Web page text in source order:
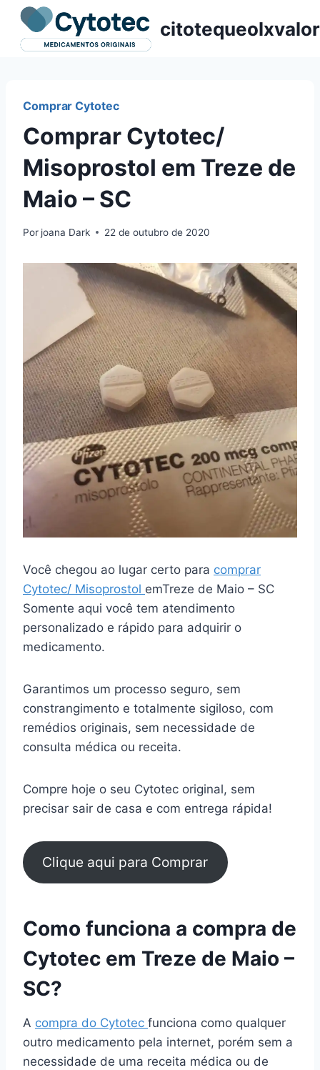
Pular
para
citotequeolxvalor
Comprar Cytotec
Comprar Cytotec/
Misoprostol em Treze de
Maio – SC
Por joana Dark 22 de outubro de 2020
Você chegou ao lugar certo para comprar
Cytotec/ Misoprostol emTreze de Maio – SC
Somente aqui você tem atendimento
personalizado e rápido para adquirir o
medicamento.
Garantimos um processo seguro, sem
constrangimento e totalmente sigiloso, com
remédios originais, sem necessidade de
consulta médica ou receita.
Compre hoje o seu Cytotec original, sem
precisar sair de casa e com entrega rápida!
Clique aqui para Comprar
Como funciona a compra de
Cytotec em Treze de Maio –
SC?
A compra do Cytotec funciona como qualquer
outro medicamento pela internet, porém sem a
necessidade de uma receita médica ou de